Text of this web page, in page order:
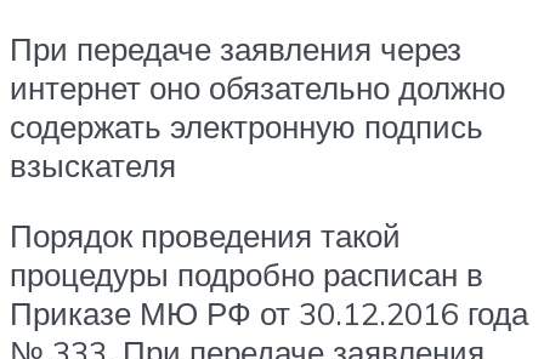
При передаче заявления через
интернет оно обязательно должно
содержать электронную подпись
взыскателя
Порядок проведения такой
процедуры подробно расписан в
Приказе МЮ РФ от 30.12.2016 года